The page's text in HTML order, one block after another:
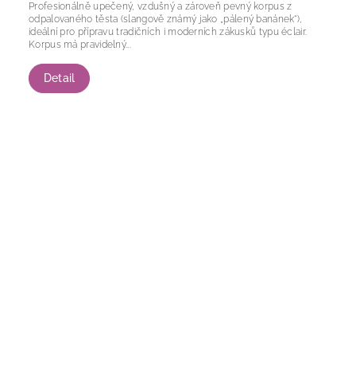
Detail
Profesionálně upečený, vzdušný a zároveň pevný korpus z
odpalovaného těsta (slangově známý jako „pálený banánek“),
ideální pro přípravu tradičních i moderních zákusků typu éclair.
Korpus má pravidelný...